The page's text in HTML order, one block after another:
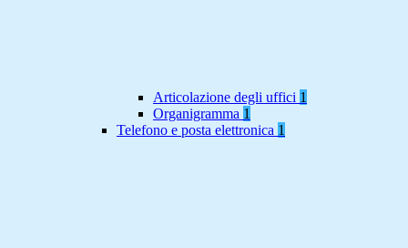
Articolazione degli uffici 1
Organigramma 1
Telefono e posta elettronica 1